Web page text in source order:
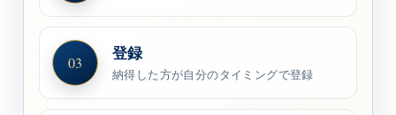
03
登録
納得した方が自分のタイミングで登録